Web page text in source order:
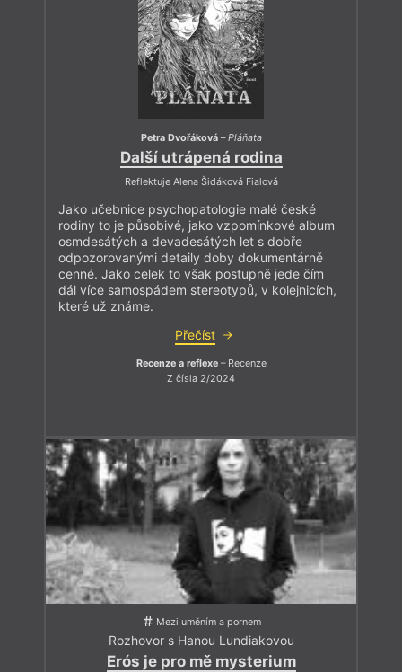
Petra Dvořáková–Pláňata
Další utrápená rodina
Reflektuje Alena Šidáková Fialová
Jako učebnice psychopatologie malé české
rodiny to je působivé, jako vzpomínkové album
osmdesátých a devadesátých let s dobře
odpozorovanými detaily doby dokumentárně
cenné. Jako celek to však postupně jede čím
dál více samospádem stereotypů, v kolejnicích,
které už známe.
Přečíst
Recenze a reflexe– Recenze
Z čísla 2/2024
Mezi uměním a pornem
Rozhovor s Hanou Lundiakovou
Erós je pro mě mysterium